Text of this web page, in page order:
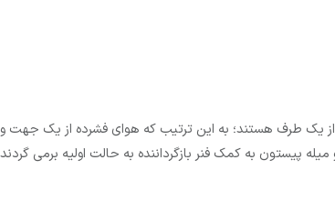
طرف هستند؛ به این ترتیب که هوای فشرده از یک جهت
پیستون به کمک فنر بازگرداننده به حالت اولیه برمی